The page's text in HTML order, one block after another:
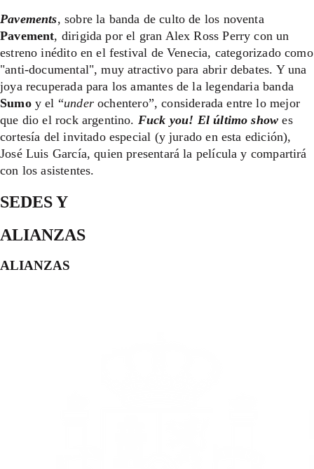
Pavements, sobre la banda de culto de los noventa
Pavement, dirigida por el gran Alex Ross Perry con un
estreno inédito en el festival de Venecia, categorizado como
"anti-documental", muy atractivo para abrir debates. Y una
joya recuperada para los amantes de la legendaria banda
Sumoy el “underochentero”, considerada entre lo mejor
que dio el rock argentino. Fuck you! El último show es
cortesía del invitado especial (y jurado en esta edición),
José Luis García, quien presentará la película y compartirá
con los asistentes.
SEDES Y
ALIANZAS
ALIANZAS